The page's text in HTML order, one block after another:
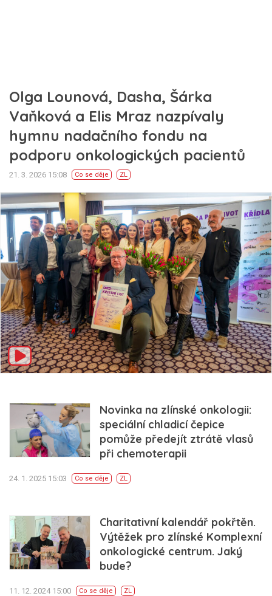
Olga Lounová, Dasha, Šárka
Vaňková a Elis Mraz nazpívaly
hymnu nadačního fondu na
podporu onkologických pacientů
21. 3. 2026 15:08 Co se děje ZL
Novinka na zlínské onkologii:
speciální chladicí čepice
pomůže předejít ztrátě vlasů
při chemoterapii
24. 1. 2025 15:03 Co se děje ZL
Charitativní kalendář pokřtěn.
Výtěžek pro zlínské Komplexní
onkologické centrum. Jaký
bude?
11. 12. 2024 15:00 Co se děje ZL